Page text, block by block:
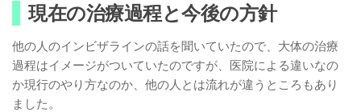
現在の治療過程と今後の方針
他の人のインビザラインの話を聞いていたので、大体の治療
過程はイメージがついていたのですが、医院による違いなの
か現行のやり方なのか、他の人とは流れが違うところもあり
ました。